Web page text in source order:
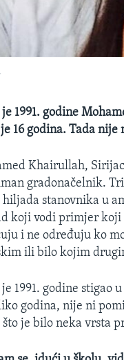
1991. godine
16 godina. Tada
Khairullah,
gradonačelnik.
hiljada stanovnika u
koji vodi primjer
i ne određuju ko
ili bilo kojim
1991. godine stigao
godina, nije ni
što je bilo neka vrsta